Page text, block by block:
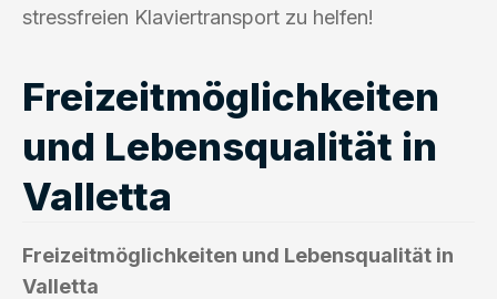
stressfreien Klaviertransport zu helfen!
Freizeitmöglichkeiten
und Lebensqualität in
Valletta
Freizeitmöglichkeiten und Lebensqualität in
Valletta